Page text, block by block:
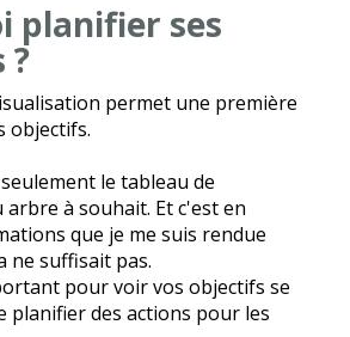
planifier ses
?
permet une première
objectifs.
le tableau de
à souhait. Et c'est en
que je me suis rendue
ne suffisait pas.
pour voir vos objectifs se
planifier des actions pour les